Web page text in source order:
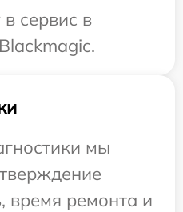
сервис в
мы
время ремонта и